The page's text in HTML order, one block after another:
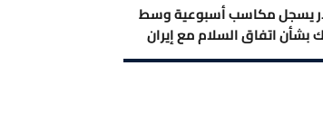
يسجل مكاسب أسبوعية وسط
اتفاق السلام مع إيران